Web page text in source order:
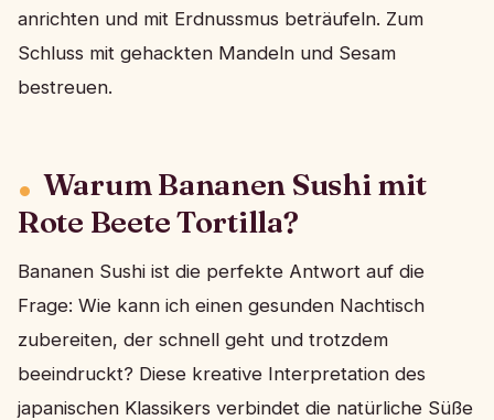
anrichten und mit Erdnussmus beträufeln. Zum
Schluss mit gehackten Mandeln und Sesam
bestreuen.
Warum Bananen Sushi mit
Rote Beete Tortilla?
Bananen Sushi ist die perfekte Antwort auf die
Frage: Wie kann ich einen gesunden Nachtisch
zubereiten, der schnell geht und trotzdem
beeindruckt? Diese kreative Interpretation des
japanischen Klassikers verbindet die natürliche Süße